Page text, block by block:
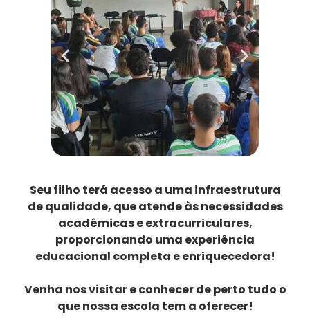
Seu filho terá acesso a uma infraestrutura
de qualidade, que atende às necessidades
acadêmicas e extracurriculares,
proporcionando uma experiência
educacional completa e enriquecedora!
Venha nos visitar e conhecer de perto tudo o
que nossa escola tem a oferecer!